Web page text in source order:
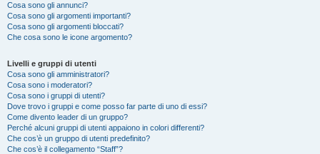
Cosa sono gli annunci?
Cosa sono gli argomenti importanti?
Cosa sono gli argomenti bloccati?
Che cosa sono le icone argomento?
Livelli e gruppi di utenti
Cosa sono gli amministratori?
Cosa sono i moderatori?
Cosa sono i gruppi di utenti?
Dove trovo i gruppi e come posso far parte di uno di essi?
Come divento leader di un gruppo?
Perché alcuni gruppi di utenti appaiono in colori differenti?
Che cos’è un gruppo di utenti predefinito?
Che cos’è il collegamento “Staff”?